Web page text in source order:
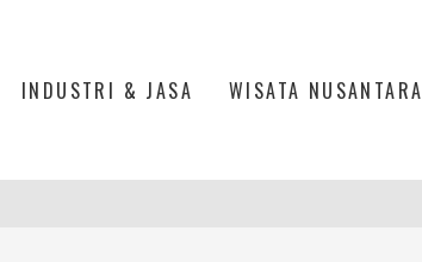
INDUSTRI & JASA WISATA NUSANTARA